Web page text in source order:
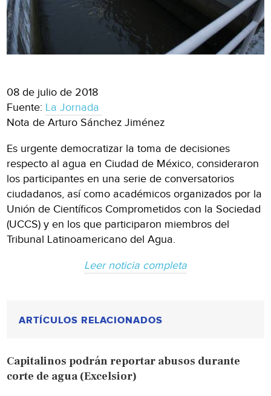
08 de julio de 2018
Fuente: La Jornada
Nota de Arturo Sánchez Jiménez
Es urgente democratizar la toma de decisiones
respecto al agua en Ciudad de México, consideraron
los participantes en una serie de conversatorios
ciudadanos, así como académicos organizados por la
Unión de Científicos Comprometidos con la Sociedad
(UCCS) y en los que participaron miembros del
Tribunal Latinoamericano del Agua.
Leer noticia completa
ARTÍCULOS RELACIONADOS
Capitalinos podrán reportar abusos durante
corte de agua (Excelsior)